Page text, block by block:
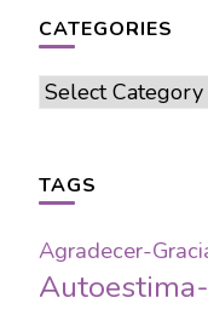
CATEGORIES
Categories
TAGS
Agradecer-
Autoestima-